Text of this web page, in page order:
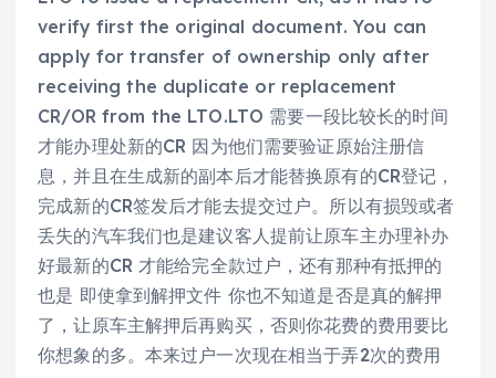
verify first the original document. You can
apply for transfer of ownership only after
receiving the duplicate or replacement
CR/OR from the LTO.LTO 需要一段比较长的时间
才能办理处新的CR 因为他们需要验证原始注册信
息，并且在生成新的副本后才能替换原有的CR登记，
完成新的CR签发后才能去提交过户。所以有损毁或者
丢失的汽车我们也是建议客人提前让原车主办理补办
好最新的CR 才能给完全款过户，还有那种有抵押的
也是 即使拿到解押文件 你也不知道是否是真的解押
了，让原车主解押后再购买，否则你花费的费用要比
你想象的多。本来过户一次现在相当于弄2次的费用